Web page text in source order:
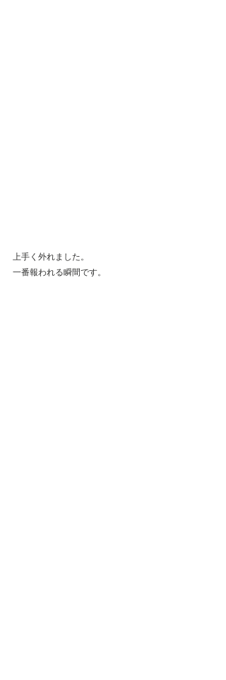
上手く外れました。
一番報われる瞬間です。